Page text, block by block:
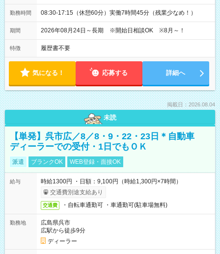
勤務時間 08:30-17:15（休憩60分）実働7時間45分（残業少なめ！）
期間 2026年08月24日～長期 ※開始日相談OK ※8月～！
特徴 履歴書不要
気になる！ 応募する 詳細へ
掲載日：2026.08.04
未読
【単発】呉市広／8／8・9・22・23日＊自動車
ディーラーでの受付・1日でもＯＫ
派遣 ブランクOK WEB登録・面接OK
給与
時給1300円 ・日額：9,100円（時給1,300円×7時間）
交通費別途支給あり
交通費 ・自転車通勤可 ・車通勤可(駐車場無料)
勤務地
広島県呉市
広駅から徒歩9分
ディーラー